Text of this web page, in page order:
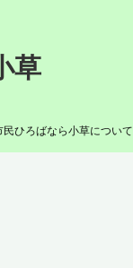
草
民ひろばなら小草について